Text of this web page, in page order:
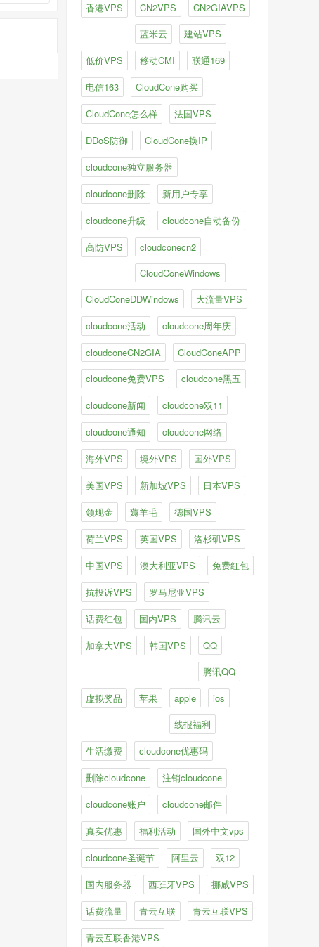
香港VPS CN2VPS
CN2GIAVPS
蓝米云
建站VPS
低价VPS
移动CMI
联通169
电信163
CloudCone购买
CloudCone怎么样
法国VPS
DDoS防御
CloudCone换IP
cloudcone独立服务器
cloudcone删除
新用户专享
cloudcone升级
cloudcone自动备份
高防VPS
cloudconecn2
CloudConeWindows
CloudConeDDWindows
大流量VPS
cloudcone活动
cloudcone周年庆
cloudconeCN2GIA
CloudConeAPP
cloudcone免费VPS
cloudcone黑五
cloudcone新闻
cloudcone双11
cloudcone通知
cloudcone网络
海外VPS
境外VPS
国外VPS
美国VPS
新加坡VPS
日本VPS
领现金
薅羊毛
德国VPS
荷兰VPS
英国VPS
洛杉矶VPS
中国VPS
澳大利亚VPS
免费红包
抗投诉VPS
罗马尼亚VPS
话费红包
国内VPS
腾讯云
加拿大VPS
韩国VPS
QQ
腾讯QQ
虚拟奖品
苹果 apple
ios
线报福利
生活缴费
cloudcone优惠码
删除cloudcone
注销cloudcone
cloudcone账户
cloudcone邮件
真实优惠
福利活动
国外中文vps
cloudcone圣诞节
阿里云
双12
国内服务器
西班牙VPS
挪威VPS
话费流量
青云互联
青云互联VPS
青云互联香港VPS